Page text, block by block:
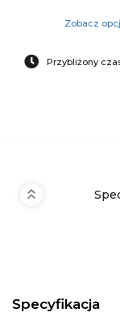
Zobacz
Przybliżony
Specyfikacja